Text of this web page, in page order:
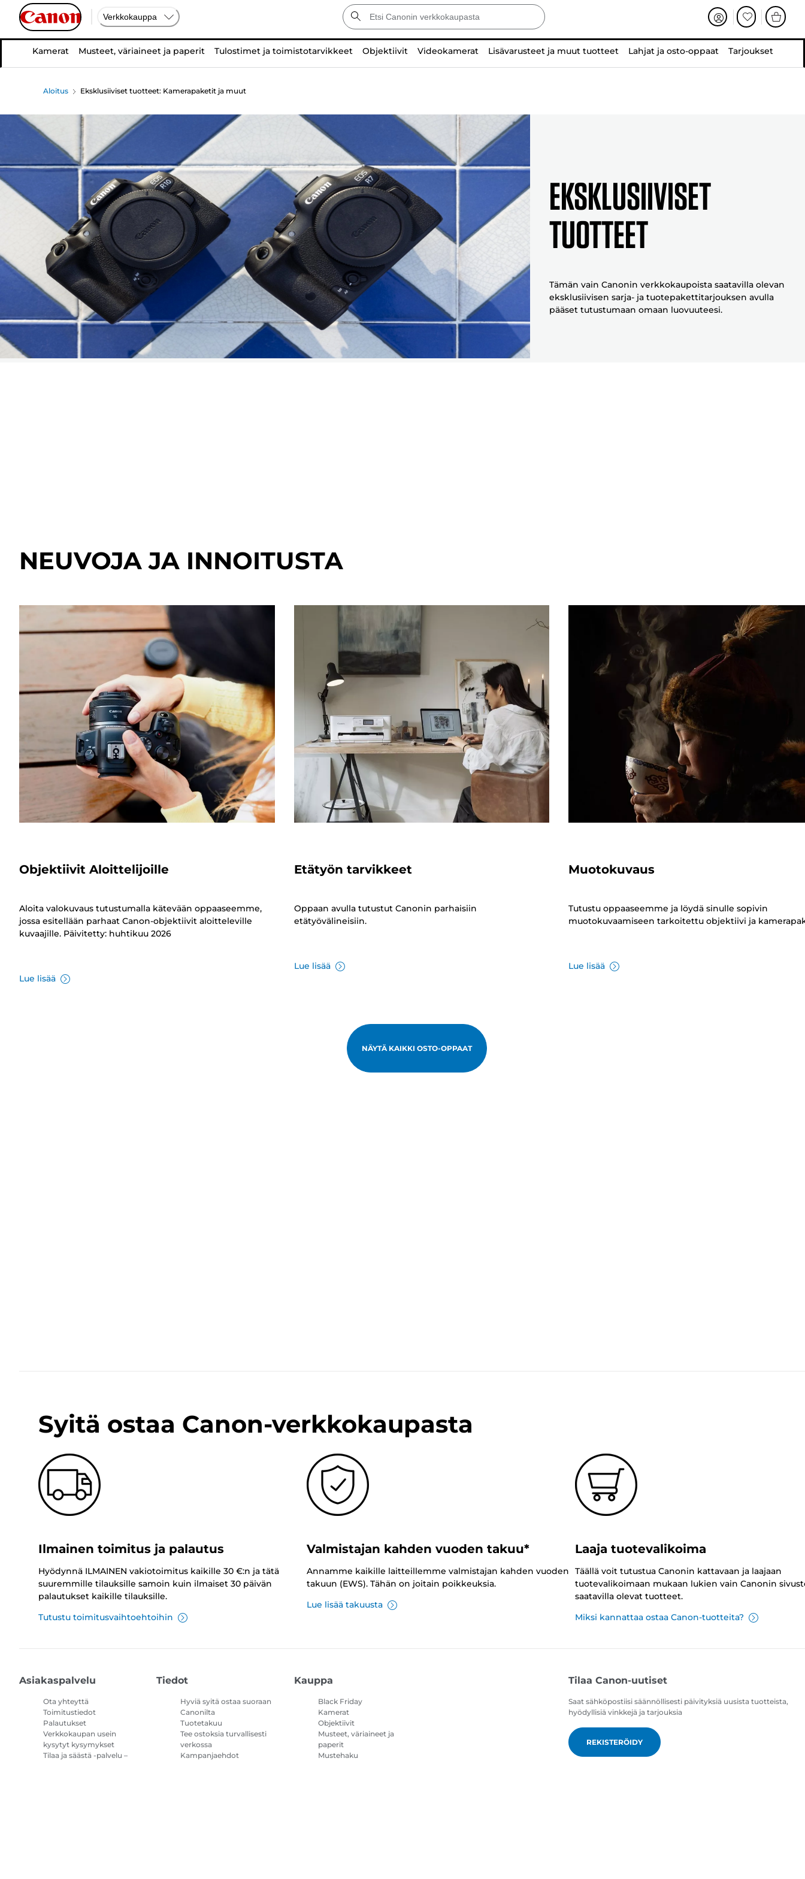
Verkkokauppa
Kamerat Musteet, väriaineet ja paperit Tulostimet ja toimistotarvikkeet Objektiivit Videokamerat Lisävarusteet ja muut tuotteet Lahjat ja osto-oppaat Tarjoukset
Aloitus Eksklusiiviset tuotteet: Kamerapaketit ja muut
EKSKLUSIIVISET
TUOTTEET
Tämän vain Canonin verkkokaupoista saatavilla olevan
eksklusiivisen sarja- ja tuotepakettitarjouksen avulla
pääset tutustumaan omaan luovuuteesi.
NEUVOJA JA INNOITUSTA
Objektiivit Aloittelijoille
Aloita valokuvaus tutustumalla kätevään oppaaseemme,
jossa esitellään parhaat Canon-objektiivit aloitteleville
kuvaajille. Päivitetty: huhtikuu 2026
Lue lisää
Etätyön tarvikkeet
Oppaan avulla tutustut Canonin parhaisiin
etätyövälineisiin.
Lue lisää
Muotokuvaus
Tutustu oppaaseemme ja löydä sinulle sopivin
muotokuvaamiseen tarkoitettu objektiivi ja
Lue lisää
NÄYTÄ KAIKKI OSTO-OPPAAT
Syitä ostaa Canon-verkkokaupasta
Ilmainen toimitus ja palautus
Hyödynnä ILMAINEN vakiotoimitus kaikille 30 €:n ja tätä
suuremmille tilauksille samoin kuin ilmaiset 30 päivän
palautukset kaikille tilauksille.
Tutustu toimitusvaihtoehtoihin
Valmistajan kahden vuoden takuu*
Annamme kaikille laitteillemme valmistajan kahden vuoden
takuun (EWS). Tähän on joitain poikkeuksia.
Lue lisää takuusta
Laaja tuotevalikoima
Täällä voit tutustua Canonin kattavaan ja laajaan
tuotevalikoimaan mukaan lukien vain Canonin
saatavilla olevat tuotteet.
Miksi kannattaa ostaa Canon-tuotteita?
Asiakaspalvelu
Ota yhteyttä
Toimitustiedot
Palautukset
Verkkokaupan usein
kysytyt kysymykset
Tilaa ja säästä -palvelu –
Tiedot
Hyviä syitä ostaa suoraan
Canonilta
Tuotetakuu
Tee ostoksia turvallisesti
verkossa
Kampanjaehdot
Kauppa
Black Friday
Kamerat
Objektiivit
Musteet, väriaineet ja
paperit
Mustehaku
Tilaa Canon-uutiset
Saat sähköpostiisi säännöllisesti päivityksiä uusista tuotteista,
hyödyllisiä vinkkejä ja tarjouksia
REKISTERÖIDY